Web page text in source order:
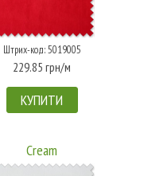
Штрих-код: 5019005
229.85 грн/м
КУПИТИ
Cream